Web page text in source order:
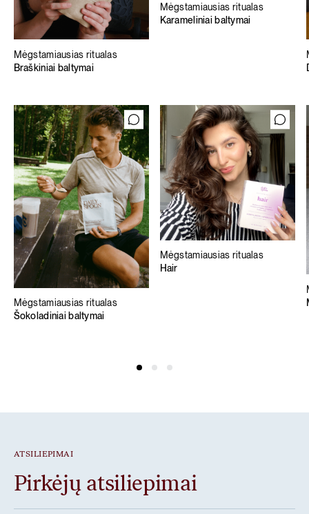
Mėgstamiausias ritualas
Braškiniai baltymai
Mėgstamiausias ritualas
Karameliniai baltymai
Mėgstamiausias ritualas
Šokoladiniai baltymai
Mėgstamiausias ritualas
Hair
ATSILIEPIMAI
Pirkėjų atsiliepimai